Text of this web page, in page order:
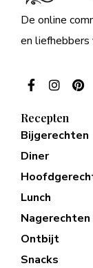
De online
en liefhebbers
Recepten
Bijgerechten
Diner
Lunch
Nagerechten
Ontbijt
Snacks